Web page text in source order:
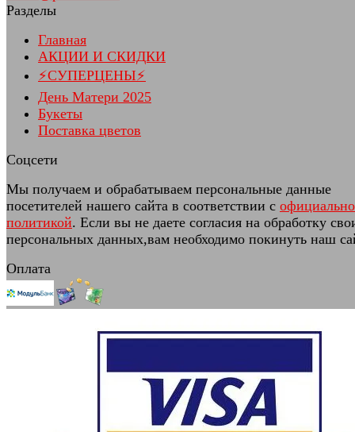
Разделы
Главная
АКЦИИ И СКИДКИ
⚡СУПЕРЦЕНЫ⚡
День Матери 2025
Букеты
Поставка цветов
Соцсети
Мы получаем и обрабатываем персональные данные
посетителей нашего сайта в соответствии с
политикой. Если вы не даете согласия на обработку
персональных данных,вам необходимо покинуть наш
Оплата